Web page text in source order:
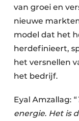
van groei en
nieuwe
model dat het
herdefinieert,
het versnellen
het bedrijf.
Eyal Amzallag: “
energie. Het is